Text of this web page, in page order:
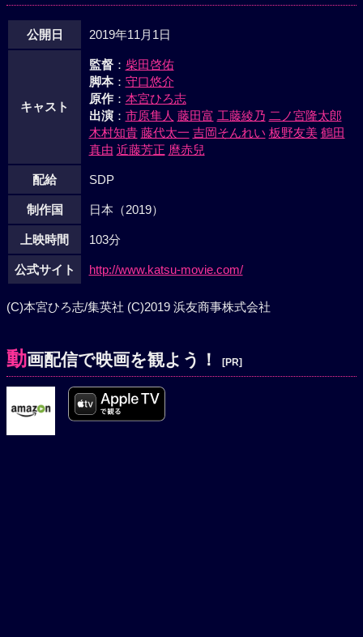
公開日 2019年11月1日
キャスト
監督： 柴田啓佑
脚本： 守口悠介
原作： 本宮ひろ志
出演： 市原隼人 藤田富 工藤綾乃 二ノ宮隆太郎
木村知貴 藤代太一 吉岡そんれい 板野友美 鶴田
真由 近藤芳正 麿赤兒
配給 SDP
制作国 日本（2019）
上映時間 103分
公式サイト http://www.katsu-movie.com/
(C)本宮ひろ志/集英社 (C)2019 浜友商事株式会社
動画配信で映画を観よう！ [PR]